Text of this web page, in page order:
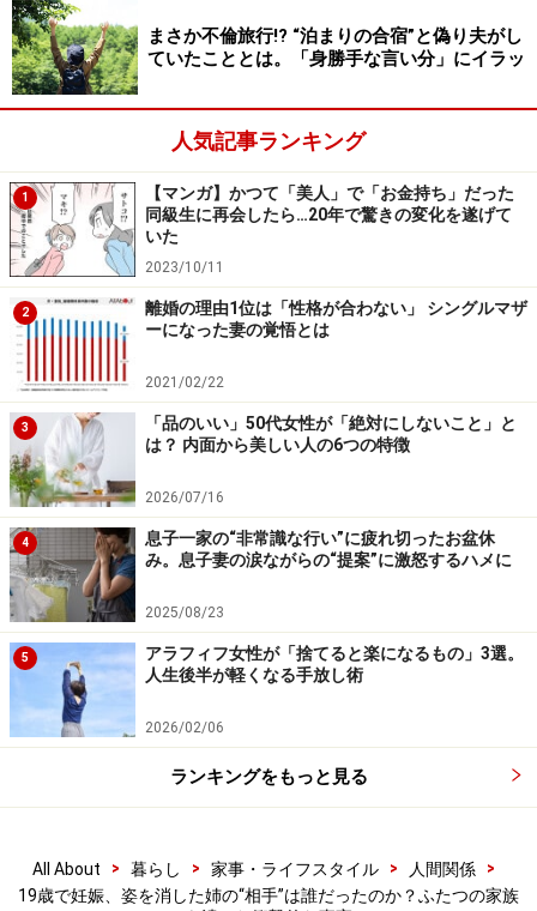
たちは高校を中退したり、よくない仲間とつるんで補導
されたりした。ふたつの家庭が潰れてしまったのだ。そ
の元凶は姉だった。
「姉を恨みましたね。叔父は姉に誘惑されてそういうこ
とになり、出奔して2年ほどで離れたと話したそうで
す。子どもは死産だったとも。母は自分の弟の言い分が
本当かどうかはわからないと塞ぎ込んでいました」
ミユキさんは両親の離婚後、母とふたりで暮らしていた
が、母の鬱々とした雰囲気が怖くてあまり家に帰らなく
なった。
＞目的は？ SNS経由で姉からメッセージ
※記事内容は執筆時点のものです。最新の内容をご確認くださ
い。
1/2 次のページへ
まさか不倫旅行!? “泊まりの合宿”と偽り夫がし
ていたこととは。「身勝手な言い分」にイラッ
人気記事ランキング
1
【マンガ】かつて「美人」で「お金持ち」だった
同級生に再会したら…20年で驚きの変化を遂げて
いた
2023/10/11
2
離婚の理由1位は「性格が合わない」 シングルマザ
ーになった妻の覚悟とは
2021/02/22
3
「品のいい」50代女性が「絶対にしないこと」と
は？ 内面から美しい人の6つの特徴
2026/07/16
4
息子一家の“非常識な行い”に疲れ切ったお盆休
み。息子妻の涙ながらの“提案”に激怒するハメに
2025/08/23
5
アラフィフ女性が「捨てると楽になるもの」3選。
人生後半が軽くなる手放し術
2026/02/06
ランキングをもっと見る
All About > 暮らし > 家事・ライフスタイル > 人間関係
>
19歳で妊娠、姿を消した姉の“相手”は誰だったのか？ふたつの家族